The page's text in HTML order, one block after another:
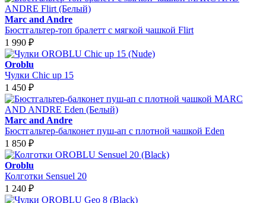
Marc and Andre
Бюстгальтер-топ бралетт с мягкой чашкой Flirt
1 990 ₽
Oroblu
Чулки Chic up 15
1 450 ₽
Marc and Andre
Бюстгальтер-балконет пуш-ап с плотной чашкой Eden
1 850 ₽
Oroblu
Колготки Sensuel 20
1 240 ₽